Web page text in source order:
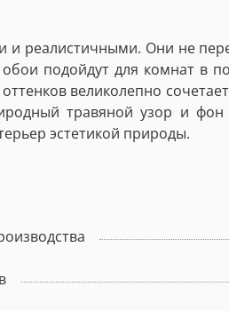
реалистичными. Они не
подойдут для комнат в
великолепно
травяной узор и
эстетикой природы.